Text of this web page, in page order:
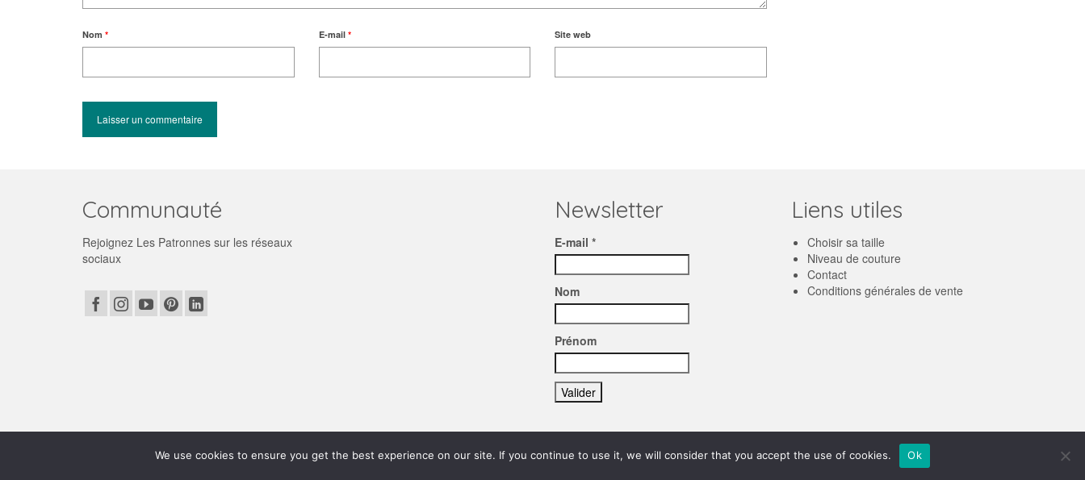
Nom * E-mail * Site web
Communauté
Rejoignez Les Patronnes sur les réseaux
sociaux
Newsletter
E-mail *
Nom
Prénom
Liens utiles
Choisir sa taille
Niveau de couture
Contact
Conditions générales de vente
We use cookies to ensure you get the best experience on our site. If you continue to use it, we will consider that you accept the use of cookies. Ok